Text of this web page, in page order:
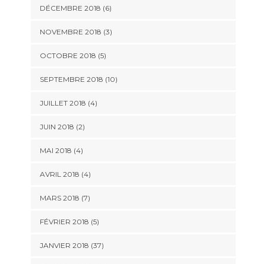
DÉCEMBRE 2018 (6)
NOVEMBRE 2018 (3)
OCTOBRE 2018 (5)
SEPTEMBRE 2018 (10)
JUILLET 2018 (4)
JUIN 2018 (2)
MAI 2018 (4)
AVRIL 2018 (4)
MARS 2018 (7)
FÉVRIER 2018 (5)
JANVIER 2018 (37)